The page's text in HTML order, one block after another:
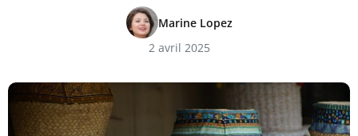
Marine Lopez
2 avril 2025